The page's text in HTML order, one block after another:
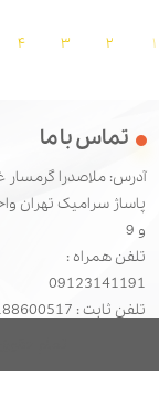
۱ ۲ ۳ ۴
تماس با ما
آدرس: ملاصدرا گرمسار
و 9
تلفن همراه :
09123141191
​​​​​​​تلفن ثابت : 02188600517